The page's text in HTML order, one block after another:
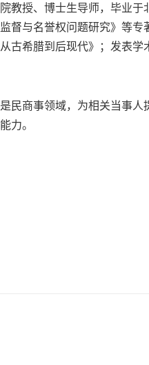
教授、博士生导师，毕业
督与名誉权问题研究》等
古希腊到后现代》；发表学
民商事领域，为相关当事
力。